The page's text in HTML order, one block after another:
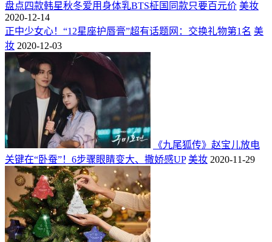
盘点四款韩星秋冬爱用身体乳BTS柾国同款只要百元价 美妆
2020-12-14
正中少女心！“12星座护唇膏”超有话题网：交换礼物第1名 美
妆 2020-12-03
《九尾狐传》赵宝儿放电
关键在“卧蚕”！6步骤眼睛变大、撒娇感UP 美妆 2020-11-29